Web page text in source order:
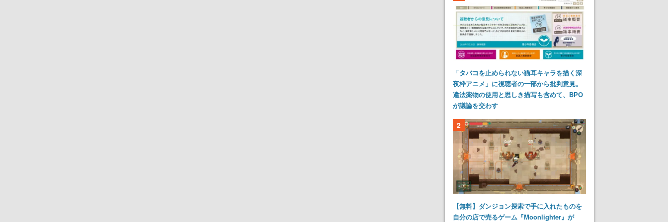
「タバコを止められない猫耳キャラを描く深
夜枠アニメ」に視聴者の一部から批判意見。
違法薬物の使用と思しき描写も含めて、BPO
が議論を交わす
2
【無料】ダンジョン探索で手に入れたものを
自分の店で売るゲーム『Moonlighter』が